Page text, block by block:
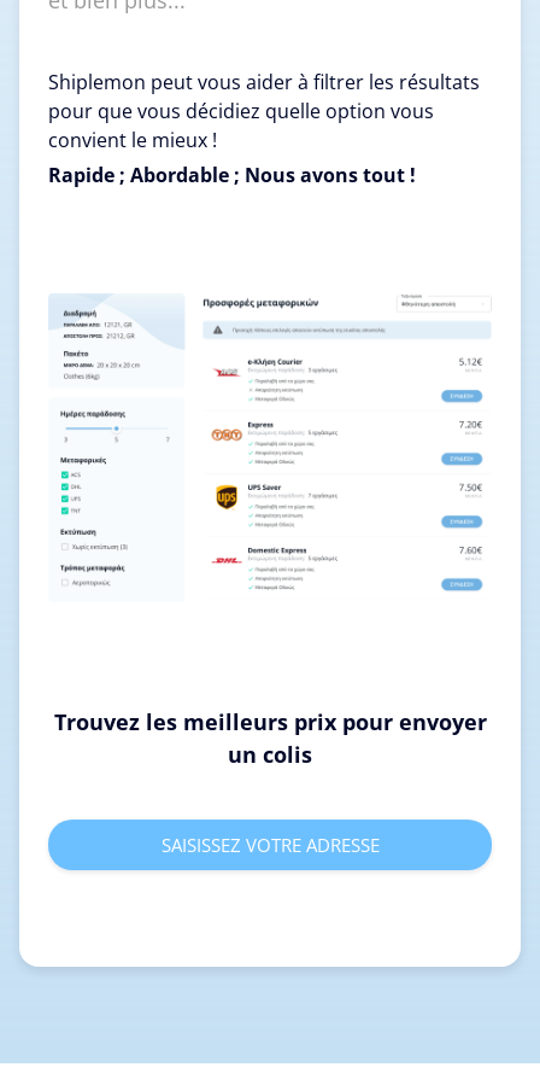
Shiplemon peut vous aider à filtrer les résultats
pour que vous décidiez quelle option vous
convient le mieux !
Rapide ; Abordable ; Nous avons tout !
Trouvez les meilleurs prix pour envoyer
un colis
SAISISSEZ VOTRE ADRESSE